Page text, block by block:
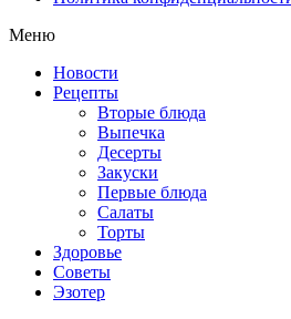
Меню
Новости
Рецепты
Вторые блюда
Выпечка
Десерты
Закуски
Первые блюда
Салаты
Торты
Здоровье
Советы
Эзотер